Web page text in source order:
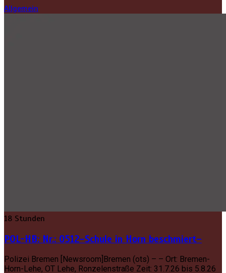
Allgemein
18 Stunden
POL-HB: Nr.: 0512–Schule in Horn beschmiert–
Polizei Bremen [Newsroom]Bremen (ots) – – Ort: Bremen-
Horn-Lehe, OT Lehe, Ronzelenstraße Zeit: 31.7.26 bis 5.8.26